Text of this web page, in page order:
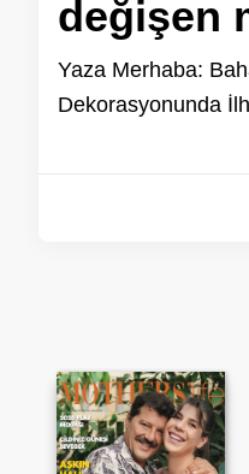
değişen
Yaza Merhaba:
Dekorasyonunda